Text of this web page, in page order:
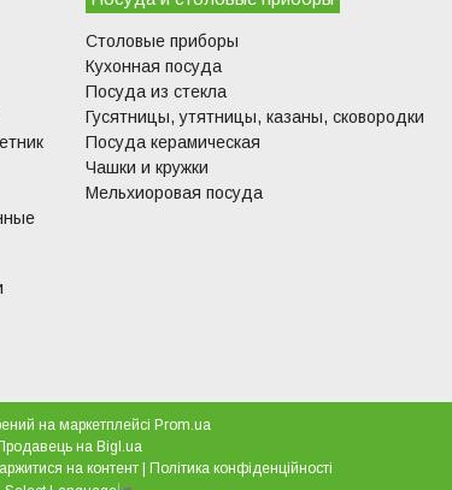
Столовые приборы
Кухонная посуда
Посуда из стекла
Гусятницы, утятницы, казаны, сковородки
Посуда керамическая
Чашки и кружки
Мельхиоровая посуда
на маркетплейсі Prom.ua
на Bigl.ua
на контент
Політика конфіденційності